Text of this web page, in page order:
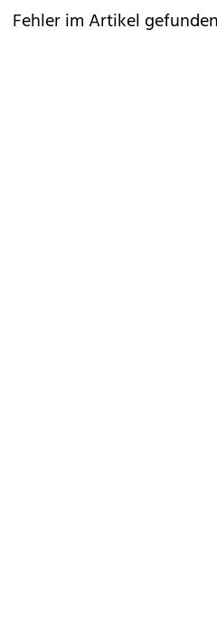
Fehler im Artikel